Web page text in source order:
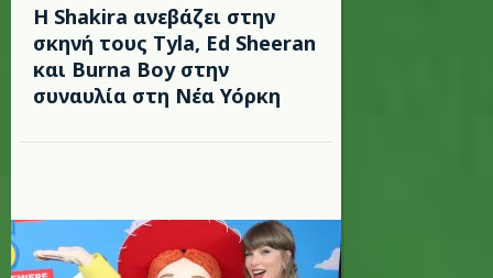
Η Shakira ανεβάζει στην
σκηνή τους Tyla, Ed Sheeran
και Burna Boy στην
συναυλία στη Νέα Υόρκη